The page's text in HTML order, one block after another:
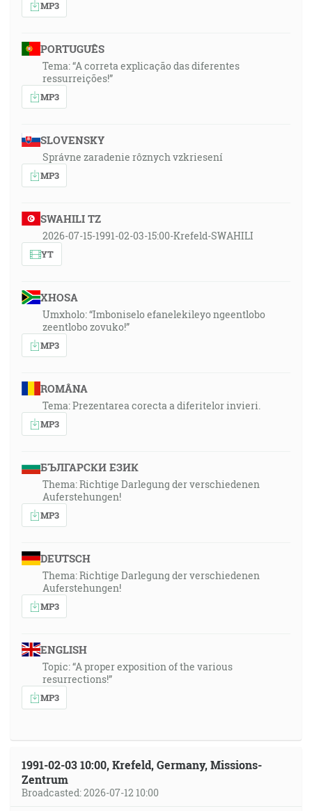
MP3
PORTUGUÊS
Tema: “A correta explicação das diferentes
ressurreições!”
MP3
SLOVENSKY
Správne zaradenie rôznych vzkriesení
MP3
SWAHILI TZ
2026-07-15-1991-02-03-15:00-Krefeld-SWAHILI
YT
XHOSA
Umxholo: “Imboniselo efanelekileyo ngeentlobo
zeentlobo zovuko!”
MP3
ROMÂNA
Tema: Prezentarea corecta a diferitelor invieri.
MP3
БЪЛГАРСКИ ЕЗИК
Thema: Richtige Darlegung der verschiedenen
Auferstehungen!
MP3
DEUTSCH
Thema: Richtige Darlegung der verschiedenen
Auferstehungen!
MP3
ENGLISH
Topic: “A proper exposition of the various
resurrections!”
MP3
1991-02-03 10:00, Krefeld, Germany, Missions-
Zentrum
Broadcasted: 2026-07-12 10:00